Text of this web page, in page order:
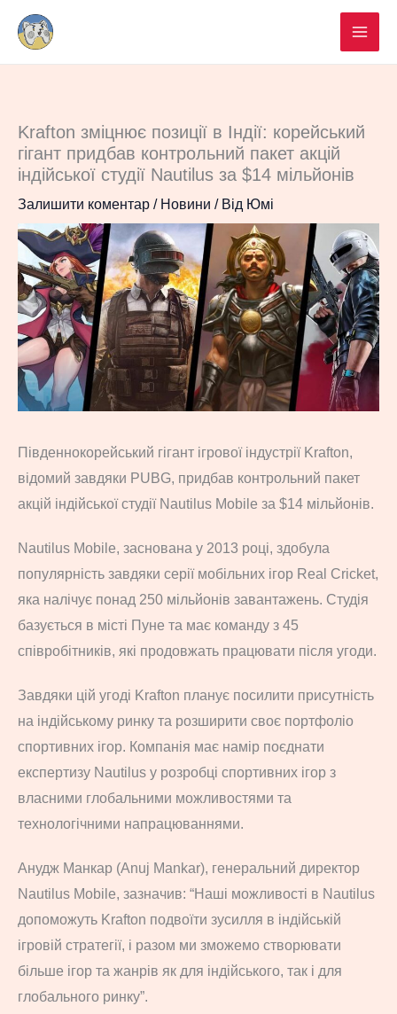
Перейти
вмісту
Krafton зміцнює позиції в Індії: корейський
гігант придбав контрольний пакет акцій
індійської студії Nautilus за $14 мільйонів
Залишити коментар / Новини / Від Юмі
Південнокорейський гігант ігрової індустрії Krafton,
відомий завдяки PUBG, придбав контрольний пакет
акцій індійської студії Nautilus Mobile за $14 мільйонів.
Nautilus Mobile, заснована у 2013 році, здобула
популярність завдяки серії мобільних ігор Real Cricket,
яка налічує понад 250 мільйонів завантажень. Студія
базується в місті Пуне та має команду з 45
співробітників, які продовжать працювати після угоди.
Завдяки цій угоді Krafton планує посилити присутність
на індійському ринку та розширити своє портфоліо
спортивних ігор. Компанія має намір поєднати
експертизу Nautilus у розробці спортивних ігор з
власними глобальними можливостями та
технологічними напрацюваннями.
Анудж Манкар (Anuj Mankar), генеральний директор
Nautilus Mobile, зазначив: “Наші можливості в Nautilus
допоможуть Krafton подвоїти зусилля в індійській
ігровій стратегії, і разом ми зможемо створювати
більше ігор та жанрів як для індійського, так і для
глобального ринку”.